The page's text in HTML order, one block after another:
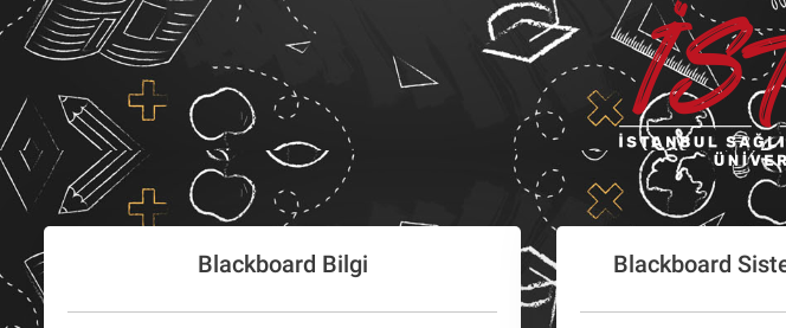
Blackboard Bilgi Blackboard